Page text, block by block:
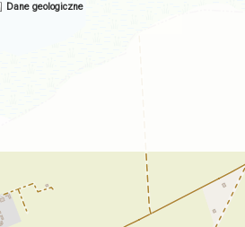
Dane geologiczne